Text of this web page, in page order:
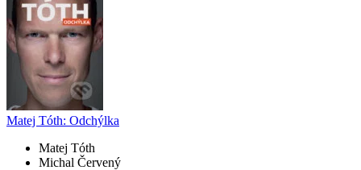
Matej Tóth: Odchýlka
Matej Tóth
Michal Červený